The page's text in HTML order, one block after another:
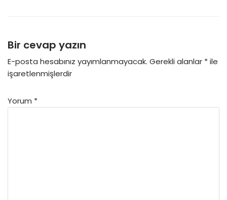
Bir cevap yazın
E-posta hesabınız yayımlanmayacak. Gerekli alanlar *ile
işaretlenmişlerdir
Yorum *